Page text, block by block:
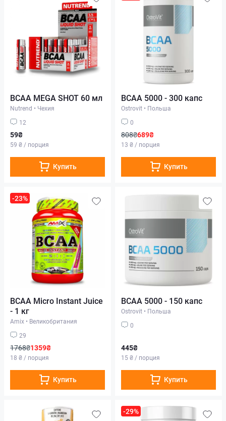
BCAA MEGA SHOT 60 мл
Nutrend • Чехия
12
59₴
59 ₴ / порция
Купить
BCAA 5000 - 300 капс
Ostrovit • Польша
0
808₴689₴
13 ₴ / порция
Купить
-23%
BCAA Micro Instant Juice
- 1 кг
Amix • Великобритания
29
1768₴1359₴
18 ₴ / порция
Купить
BCAA 5000 - 150 капс
Ostrovit • Польша
0
445₴
15 ₴ / порция
Купить
-29%